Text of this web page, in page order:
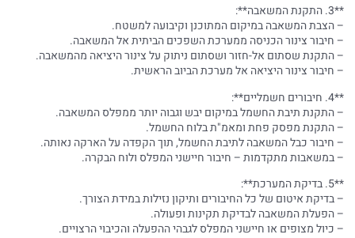
**3. התקנת המשאבה**:
– הצבת המשאבה במיקום המתוכנן וקיבועה למשטח.
– חיבור צינור הכניסה ממערכת השפכים הביתית אל המשאבה.
– התקנת שסתום אל-חזור ושסתום ניתוק על צינור היציאה מהמשאבה.
– חיבור צינור היציאה אל מערכת הביוב הראשית.
**4. חיבורים חשמליים**:
– התקנת תיבת החשמל במיקום יבש וגבוה יותר ממפלס המשאבה.
– התקנת מפסק פחת ומאמ"ת בלוח החשמל.
– חיבור כבל המשאבה לתיבת החשמל, תוך הקפדה על הארקה נאותה.
– במשאבות מתקדמות – חיבור חיישני המפלס ולוח הבקרה.
**5. בדיקת המערכת**:
– בדיקת איטום של כל החיבורים ותיקון נזילות במידת הצורך.
– הפעלת המשאבה לבדיקת תקינות ופעולה.
– כיול מצופים או חיישני המפלס לגבהי ההפעלה והכיבוי הרצויים.